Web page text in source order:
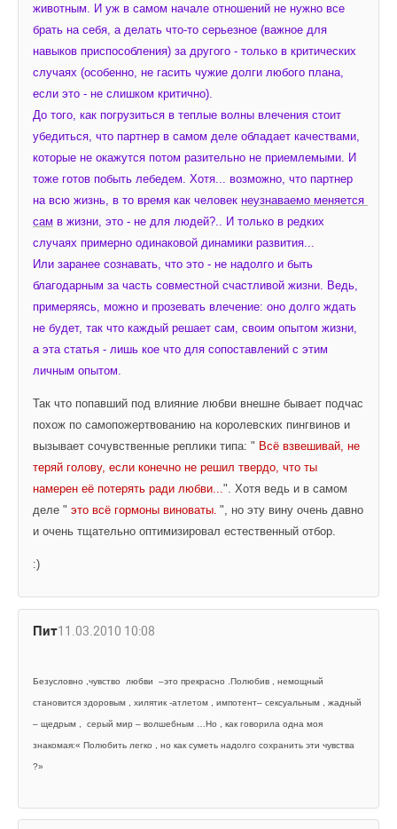
животным. И уж в самом начале отношений не нужно все
брать на себя, а делать что-то серьезное (важное для
навыков приспособления) за другого - только в критических
случаях (особенно, не гасить чужие долги любого плана,
если это - не слишком критично).
До того, как погрузиться в теплые волны влечения стоит
убедиться, что партнер в самом деле обладает качествами,
которые не окажутся потом разительно не приемлемыми. И
тоже готов побыть лебедем. Хотя... возможно, что партнер
на всю жизнь, в то время как человек неузнаваемо меняется
сам в жизни, это - не для людей?.. И только в редких
случаях примерно одинаковой динамики развития...
Или заранее сознавать, что это - не надолго и быть
благодарным за часть совместной счастливой жизни. Ведь,
примеряясь, можно и прозевать влечение: оно долго ждать
не будет, так что каждый решает сам, своим опытом жизни,
а эта статья - лишь кое что для сопоставлений с этим
личным опытом.
Так что попавший под влияние любви внешне бывает подчас
похож по самопожертвованию на королевских пингвинов и
вызывает сочувственные реплики типа: " Всё взвешивай, не
теряй голову, если конечно не решил твердо, что ты
намерен её потерять ради любви... ". Хотя ведь и в самом
деле " это всё гормоны виноваты. ", но эту вину очень давно
и очень тщательно оптимизировал естественный отбор.
:)
Пит11.03.2010 10:08
Безусловно ,чувство любви –это прекрасно .Полюбив , немощный
становится здоровым , хилятик -атлетом , импотент– сексуальным , жадный
– щедрым , серый мир – волшебным …Но , как говорила одна моя
знакомая:« Полюбить легко , но как суметь надолго сохранить эти чувства
?»